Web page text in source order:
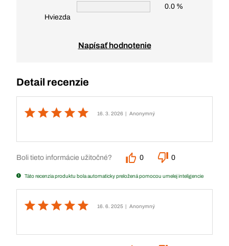
Hviezda
0.0 %
Napísať hodnotenie
Detail recenzie
16. 3. 2026 | Anonymný
Boli tieto informácie užitočné? 0 0
Táto recenzia produktu bola automaticky preložená pomocou umelej inteligencie
16. 6. 2025 | Anonymný